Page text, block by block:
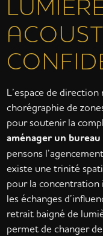
L’espace de direction
chorégraphie de
pour soutenir la
aménager un
pensons
existe une trinité
pour la concentration
les échanges
retrait baigné de
permet de changer